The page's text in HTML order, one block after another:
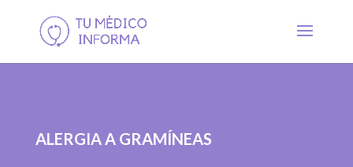
ALERGIA A GRAMÍNEAS